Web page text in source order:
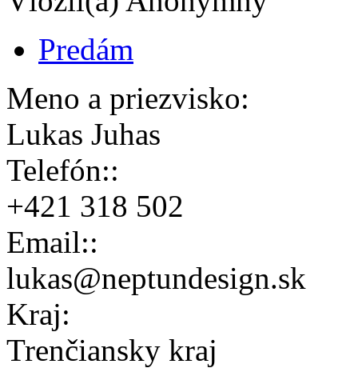
Predám
Meno a priezvisko:
Lukas Juhas
Telefón::
+421 318 502
Email::
lukas@neptundesign.sk
Kraj:
Trenčiansky kraj